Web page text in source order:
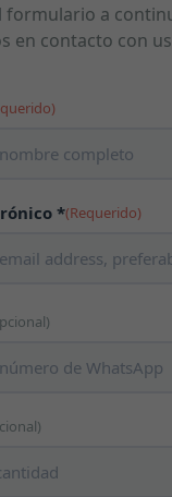
formulario a
en contacto con
*(Requerido)